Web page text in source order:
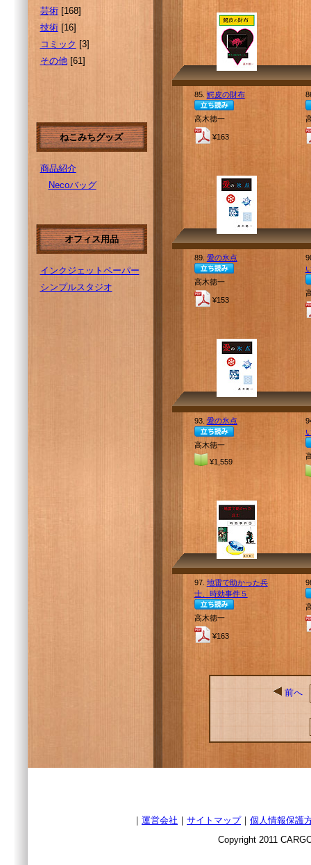
芸術[168]
技術[16]
コミック [3]
その他[61]
ねこみちグッズ
商品紹介
Necoバッグ
オフィス用品
インクジェットペーパー
シンプルスタジオ
85. 鰐皮の財布
高木徳一
¥163
89. 愛の氷点
高木徳一
¥153
93. 愛の氷点
高木徳一
¥1,559
97. 地雷で助かった兵
士、時効事件５
高木徳一
¥163
前へ
｜ 運営会社 ｜ サイトマップ｜ 個人情報保護
Copyright 2011